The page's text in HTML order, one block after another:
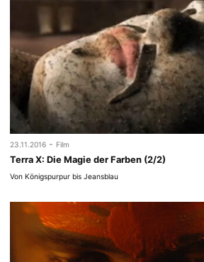
23.11.2016 - Film
Terra X: Die Magie der Farben (2/2)
Von Königspurpur bis Jeansblau